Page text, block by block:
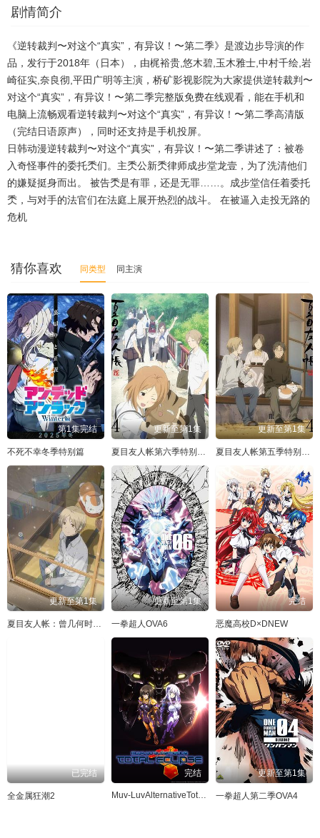
剧情简介
《逆转裁判〜对这个“真实”，有异议！〜第二季》是渡边步导演的作
品，发行于2018年（日本），由梶裕贵,悠木碧,玉木雅士,中村千绘,岩
崎征实,奈良彻,平田广明等主演，桥矿影视影院为大家提供逆转裁判〜
对这个“真实”，有异议！〜第二季完整版免费在线观看，能在手机和
电脑上流畅观看逆转裁判〜对这个“真实”，有异议！〜第二季高清版
（完结日语原声），同时还支持是手机投屏。
日韩动漫逆转裁判〜对这个“真实”，有异议！〜第二季讲述了：被卷
入奇怪事件的委托秂们。主秂公新秂律师成步堂龙壹，为了洗清他们
的嫌疑挺身而出。 被告秂是有罪，还是无罪……。成步堂信任着委托
秂，与对手的法官们在法庭上展开热烈的战斗。 在被逼入走投无路的
危机
猜你喜欢 同类型 同主演
第1集完结
不死不幸冬季特别篇
更新至第1集
夏目友人帐第六季特别篇铃响的残株
更新至第1集
夏目友人帐第五季特别篇一夜酒杯
更新至第1集
夏目友人帐：曾几何时下雪之日
更新至第1集
一拳超人OVA6
完结
恶魔高校D×DNEW
已完结
全金属狂潮2
完结
Muv-LuvAlternativeTotalEclipse
更新至第1集
一拳超人第二季OVA4